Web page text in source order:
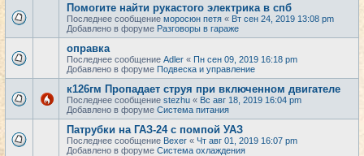
Помогите найти рукастого электрика в спб
Последнее сообщение моросюн петя « Вт сен 24, 2019 13:08 pm
Добавлено в форуме Разговоры в гараже
оправка
Последнее сообщение Adler « Пн сен 09, 2019 16:18 pm
Добавлено в форуме Подвеска и управление
к126гм Пропадает струя при включенном двигателе
Последнее сообщение stezhu « Вс авг 18, 2019 16:04 pm
Добавлено в форуме Система питания
Патрубки на ГАЗ-24 с помпой УАЗ
Последнее сообщение Bexer « Чт авг 01, 2019 16:07 pm
Добавлено в форуме Система охлаждения